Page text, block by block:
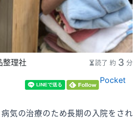
整理社 読了 約 3 分
Pocket
気の治療のため長期の入院をされ